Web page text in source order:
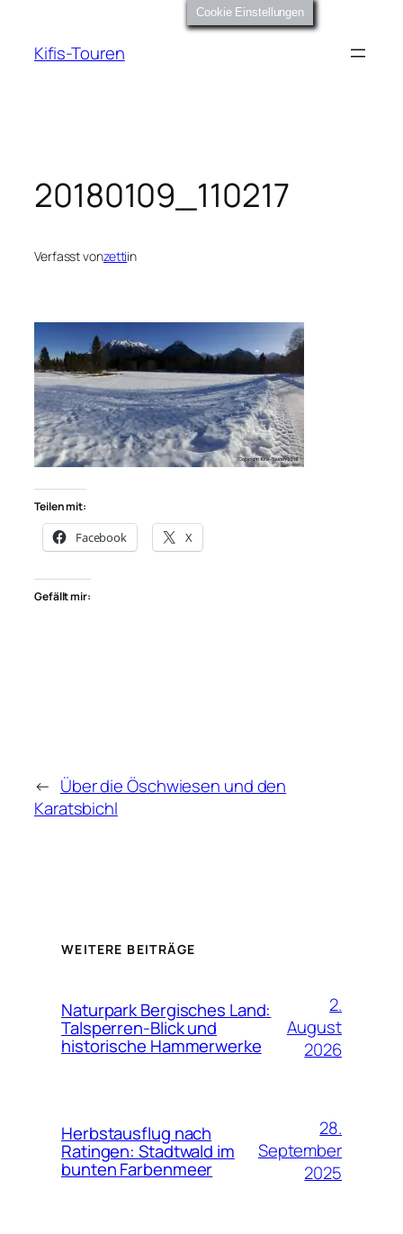
springen
Kifis-Touren
20180109_110217
Verfasst vonzettiin
Teilen mit:
Facebook X
Gefällt mir:
← Über die Öschwiesen und den
Karatsbichl
WEITERE BEITRÄGE
Naturpark Bergisches Land:
Talsperren-Blick und
historische Hammerwerke
2.
August
2026
Herbstausflug nach
Ratingen: Stadtwald im
bunten Farbenmeer
28.
September
2025
Cookie Einstellungen